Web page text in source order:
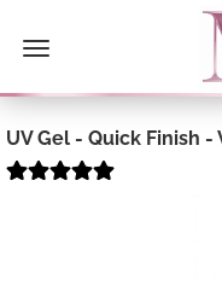
UV Gel - Quick Finish